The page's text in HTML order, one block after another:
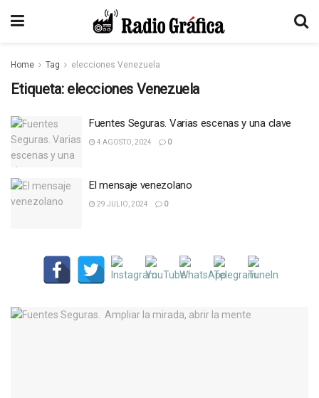
Home Tag elecciones Venezuela
Etiqueta: elecciones Venezuela
Fuentes Seguras. Varias escenas y una clave
4 AGOSTO, 2024 0
El mensaje venezolano
29 JULIO, 2024 0